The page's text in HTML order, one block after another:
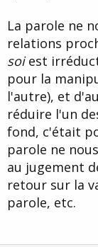
La parole ne
relations
soiest
pour la
l'autre), et
réduire l'un
fond, c'était
parole ne
au jugement
retour sur la
parole, etc.